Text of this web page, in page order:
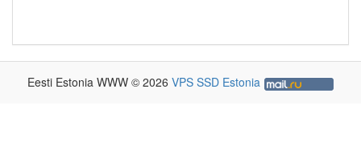
Eesti Estonia WWW © 2026 VPS SSD Estonia